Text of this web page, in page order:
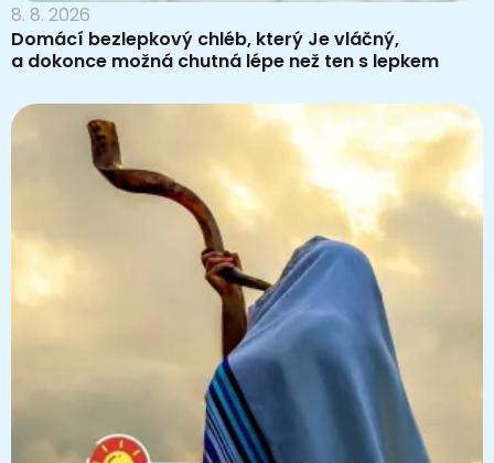
8. 8. 2026
Domácí bezlepkový chléb, který Je vláčný,
a dokonce možná chutná lépe než ten s lepkem